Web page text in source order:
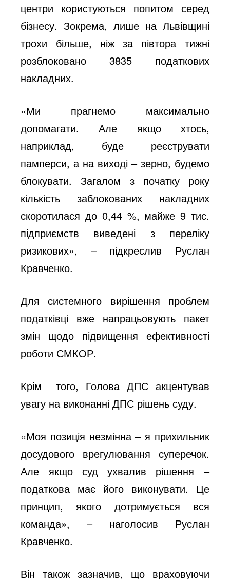
центри користуються попитом серед
бізнесу. Зокрема, лише на Львівщині
трохи більше, ніж за півтора тижні
розблоковано 3835 податкових
накладних.
«Ми прагнемо максимально
допомагати. Але якщо хтось,
наприклад, буде реєструвати
памперси, а на виході – зерно, будемо
блокувати. Загалом з початку року
кількість заблокованих накладних
скоротилася до 0,44 %, майже 9 тис.
підприємств виведені з переліку
ризикових», – підкреслив Руслан
Кравченко.
Для системного вирішення проблем
податківці вже напрацьовують пакет
змін щодо підвищення ефективності
роботи СМКОР.
Крім того, Голова ДПС акцентував
увагу на виконанні ДПС рішень суду.
«Моя позиція незмінна – я прихильник
досудового врегулювання суперечок.
Але якщо суд ухвалив рішення –
податкова має його виконувати. Це
принцип, якого дотримується вся
команда», – наголосив Руслан
Кравченко.
Він також зазначив, що враховуючи